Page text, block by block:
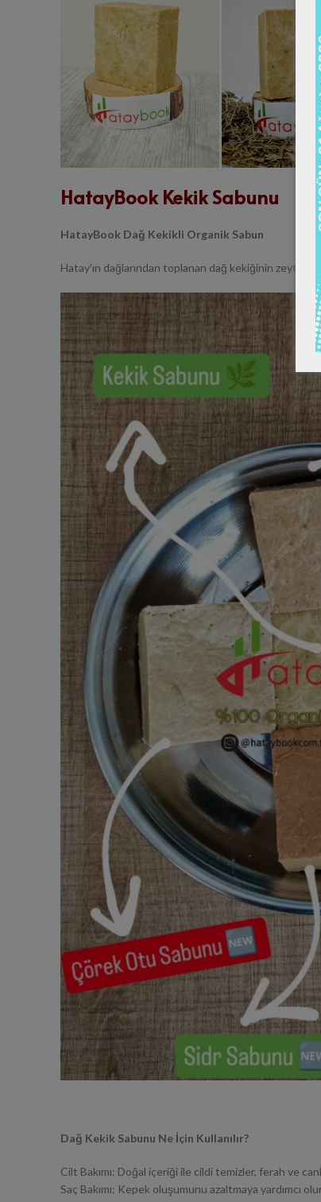
HatayBook Kekik Sabunu
HatayBook Dağ Kekikli Organik Sabun
Hatay’ın dağlarından toplanan dağ kekiğinin
Dağ Kekik Sabunu Ne İçin Kullanılır?
Cilt Bakımı: Doğal içeriği ile cildi temizler, ferah ve
Saç Bakımı: Kepek oluşumunu azaltmaya yardımcı